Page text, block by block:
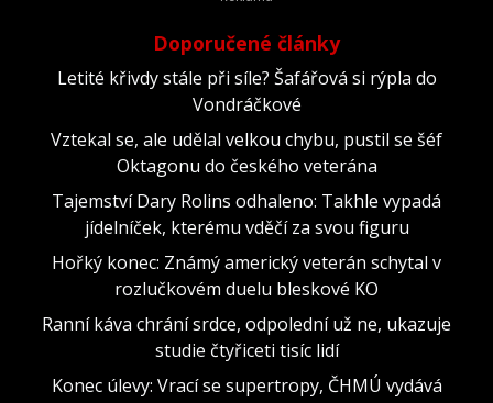
Doporučené články
Letité křivdy stále při síle? Šafářová si rýpla do
Vondráčkové
Vztekal se, ale udělal velkou chybu, pustil se šéf
Oktagonu do českého veterána
Tajemství Dary Rolins odhaleno: Takhle vypadá
jídelníček, kterému vděčí za svou figuru
Hořký konec: Známý americký veterán schytal v
rozlučkovém duelu bleskové KO
Ranní káva chrání srdce, odpolední už ne, ukazuje
studie čtyřiceti tisíc lidí
Konec úlevy: Vrací se supertropy, ČHMÚ vydává